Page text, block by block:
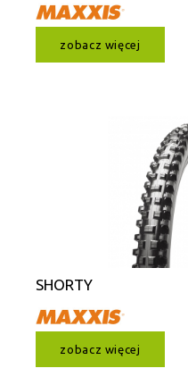
zobacz więcej
SHORTY
zobacz więcej